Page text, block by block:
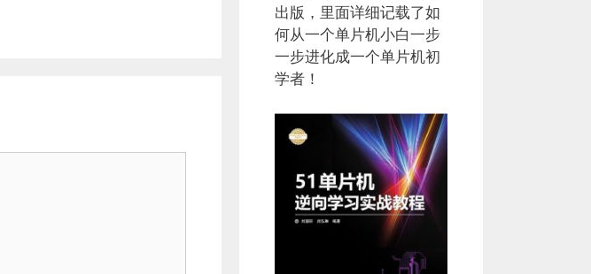
出版，里面详细记载了如
何从一个单片机小白一步
一步进化成一个单片机初
学者！